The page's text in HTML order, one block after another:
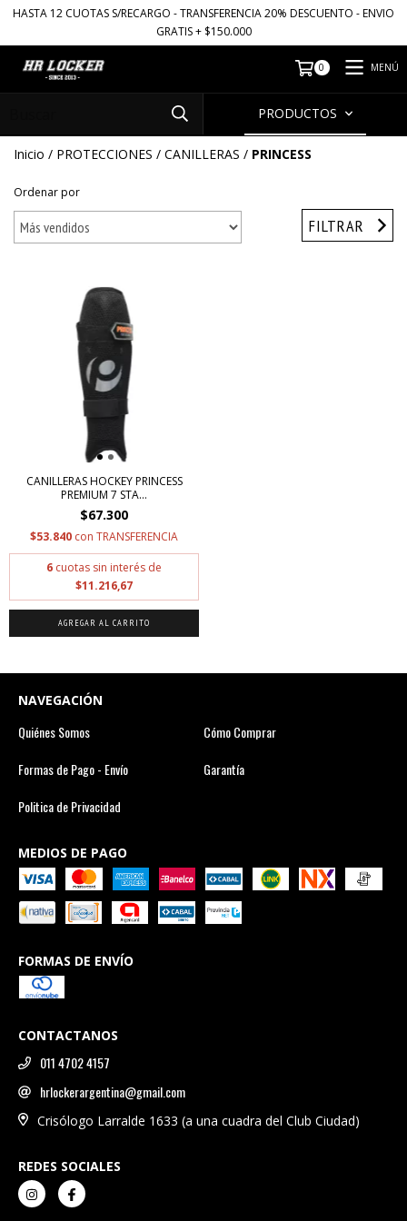
HASTA 12 CUOTAS S/RECARGO - TRANSFERENCIA 20% DESCUENTO - ENVIO
GRATIS + $150.000
0 MENÚ
PRODUCTOS
Inicio / PROTECCIONES / CANILLERAS / PRINCESS
Ordenar por
FILTRAR
CANILLERAS HOCKEY PRINCESS
PREMIUM 7 STA...
$67.300
$53.840 con TRANSFERENCIA
6 cuotas sin interés de
$11.216,67
AGREGAR AL CARRITO
NAVEGACIÓN
Quiénes Somos
Cómo Comprar
Formas de Pago - Envío
Garantía
Politica de Privacidad
MEDIOS DE PAGO
FORMAS DE ENVÍO
CONTACTANOS
011 4702 4157
hrlockerargentina@gmail.com
Crisólogo Larralde 1633 (a una cuadra del Club Ciudad)
REDES SOCIALES